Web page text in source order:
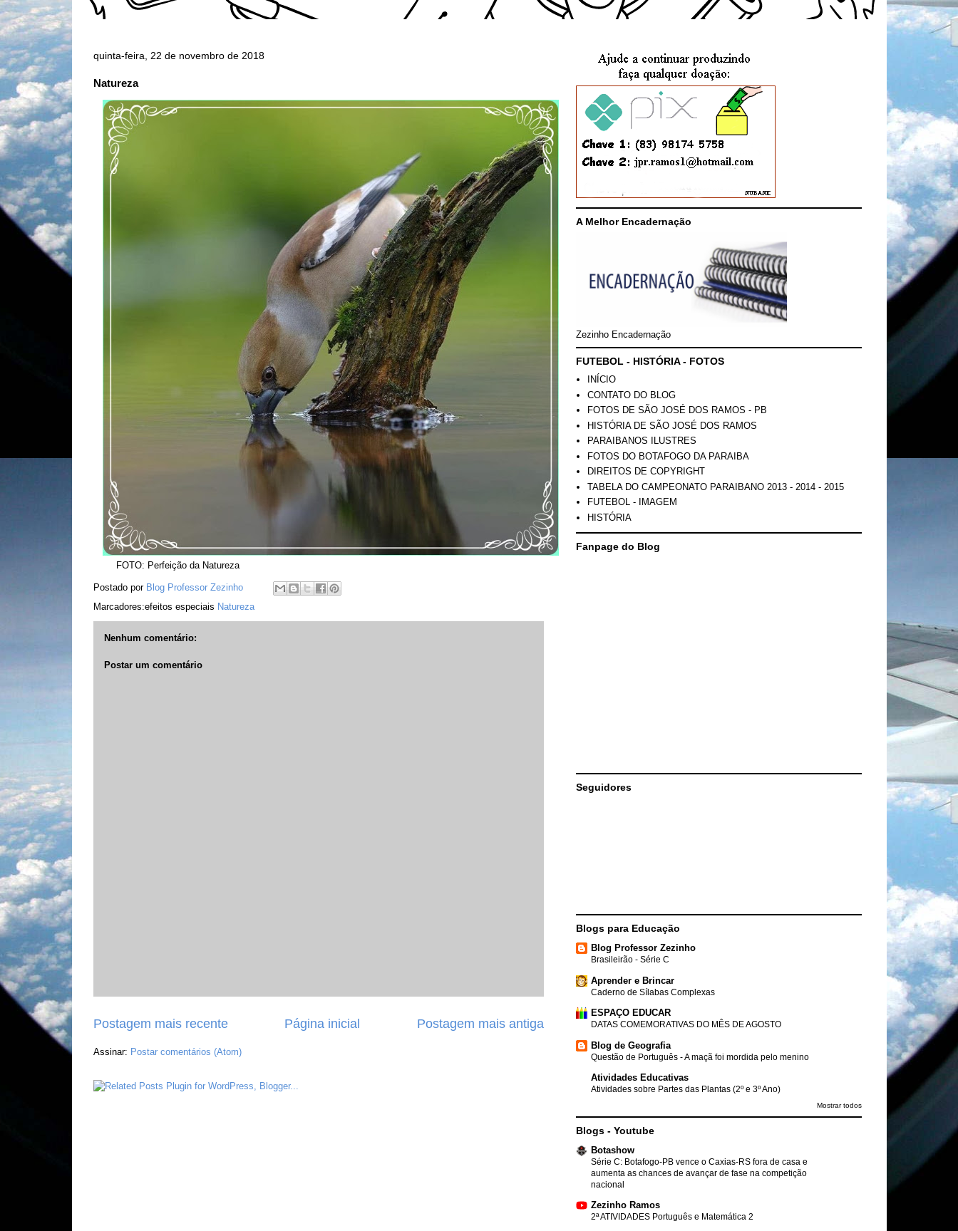
quinta-feira, 22 de novembro de 2018
Natureza
FOTO: Perfeição da Natureza
Postado por Blog Professor Zezinho
Marcadores:efeitos especiais Natureza
Nenhum comentário:
Postar um comentário
Postagem mais recente Postagem mais antiga
Página inicial
Assinar: Postar comentários (Atom)
A Melhor Encadernação
Zezinho Encadernação
FUTEBOL - HISTÓRIA - FOTOS
INÍCIO
CONTATO DO BLOG
FOTOS DE SÃO JOSÉ DOS RAMOS - PB
HISTÓRIA DE SÃO JOSÉ DOS RAMOS
PARAIBANOS ILUSTRES
FOTOS DO BOTAFOGO DA PARAIBA
DIREITOS DE COPYRIGHT
TABELA DO CAMPEONATO PARAIBANO 2013 - 2014 - 2015
FUTEBOL - IMAGEM
HISTÓRIA
Fanpage do Blog
Seguidores
Blogs para Educação
Blog Professor Zezinho
Brasileirão - Série C
Aprender e Brincar
Caderno de Sílabas Complexas
ESPAÇO EDUCAR
DATAS COMEMORATIVAS DO MÊS DE AGOSTO
Blog de Geografia
Questão de Português - A maçã foi mordida pelo menino
Atividades Educativas
Atividades sobre Partes das Plantas (2º e 3º Ano)
Mostrar todos
Blogs - Youtube
Botashow
Série C: Botafogo-PB vence o Caxias-RS fora de casa e
aumenta as chances de avançar de fase na competição
nacional
Zezinho Ramos
2ª ATIVIDADES Português e Matemática 2